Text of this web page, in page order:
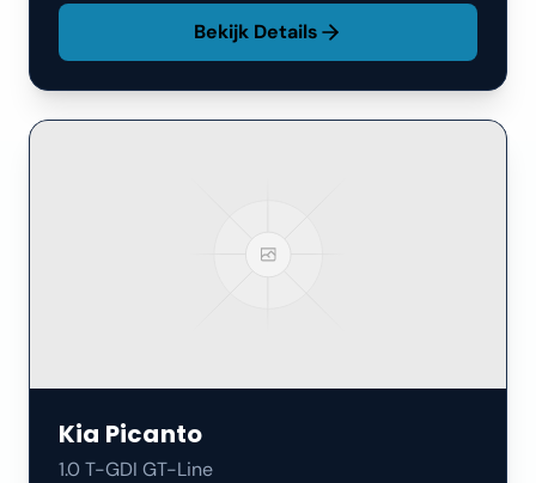
Bekijk Details
Kia Picanto
1.0 T-GDI GT-Line